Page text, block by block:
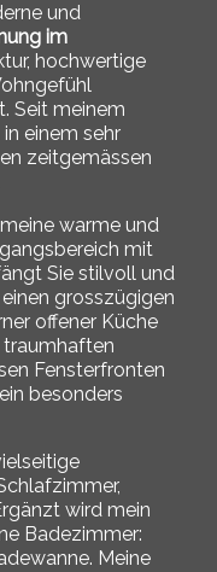
und
im
hochwertige
Seit meinem
einem sehr
zeitgemässen
warme und
mit
Sie stilvoll und
grosszügigen
offener Küche
Fensterfronten
besonders
wird mein
Badezimmer:
Meine